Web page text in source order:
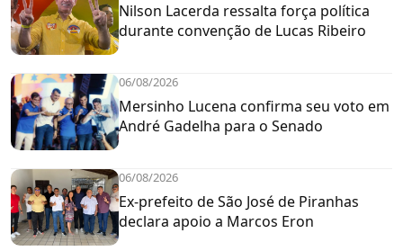
Nilson Lacerda ressalta força política
durante convenção de Lucas Ribeiro
06/08/2026
Mersinho Lucena confirma seu voto em
André Gadelha para o Senado
06/08/2026
Ex-prefeito de São José de Piranhas
declara apoio a Marcos Eron